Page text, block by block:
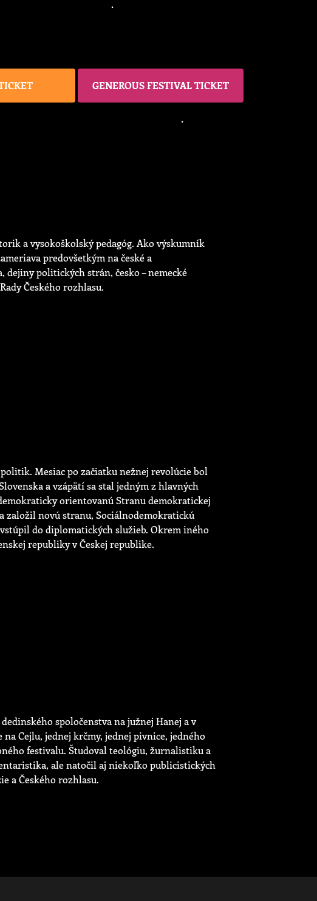
GENEROUS FESTIVAL TICKET
a vysokoškolský pedagóg. Ako výskumník
predovšetkým na české a
dejiny politických strán, česko – nemecké
Českého rozhlasu.
Mesiac po začiatku nežnej revolúcie bol
a vzápätí sa stal jedným z hlavných
orientovanú Stranu demokratickej
založil novú stranu, Sociálnodemokratickú
do diplomatických služieb. Okrem iného
republiky v Českej republike.
spoločenstva na južnej Hanej a v
Cejlu, jednej krčmy, jednej pivnice, jedného
festivalu. Študoval teológiu, žurnalistiku a
ale natočil aj niekoľko publicistických
a Českého rozhlasu.